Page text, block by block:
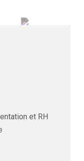
et RH